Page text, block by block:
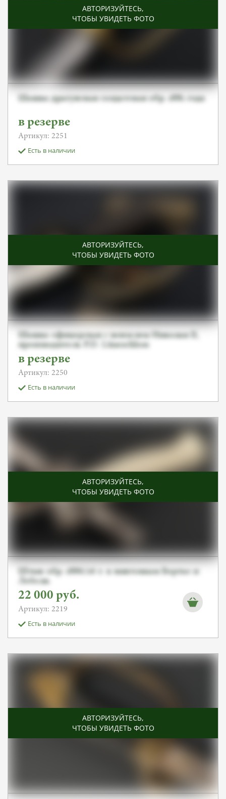
АВТОРИЗУЙТЕСЬ,
ЧТОБЫ УВИДЕТЬ ФОТО
Шашка драгунская солдатская обр. 1881 года
в резерве
Артикул: 2251
Есть в наличии
АВТОРИЗУЙТЕСЬ,
ЧТОБЫ УВИДЕТЬ ФОТО
Шашка офицерская с вензелем Николая II,
производитель P.D. Lüneschloss
в резерве
Артикул: 2250
Есть в наличии
АВТОРИЗУЙТЕСЬ,
ЧТОБЫ УВИДЕТЬ ФОТО
Штык обр. 1886/16 г. к винтовкам Бертье и
Лебеля.
22 000 руб.
Артикул: 2219
Есть в наличии
АВТОРИЗУЙТЕСЬ,
ЧТОБЫ УВИДЕТЬ ФОТО